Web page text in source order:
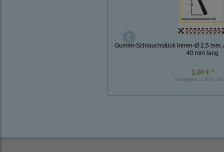
Gummi-Schlauchstück Innen-Ø 2,5 mm,
40 mm lang
1,00 € *
Grundpreis: 1,00 € /